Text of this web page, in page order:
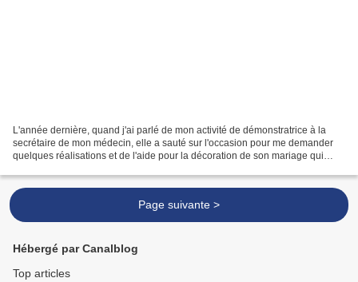
L'année dernière, quand j'ai parlé de mon activité de démonstratrice à la
secrétaire de mon médecin, elle a sauté sur l'occasion pour me demander
quelques réalisations et de l'aide pour la décoration de son mariage qui
Page suivante >
Hébergé par Canalblog
Top articles